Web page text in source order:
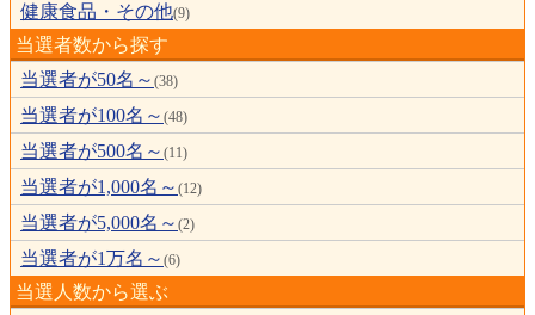
健康食品・その他(9)
当選者数から探す
当選者が50名～ (38)
当選者が100名～ (48)
当選者が500名～ (11)
当選者が1,000名～ (12)
当選者が5,000名～ (2)
当選者が1万名～ (6)
当選人数から選ぶ